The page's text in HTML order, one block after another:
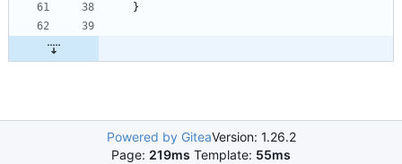
}
Powered by GiteaVersion: 1.26.2
Page: 219ms Template: 55ms